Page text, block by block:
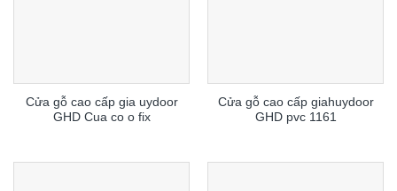
Cửa gỗ cao cấp gia uydoor
GHD Cua co o fix
Cửa gỗ cao cấp giahuydoor
GHD pvc 1161